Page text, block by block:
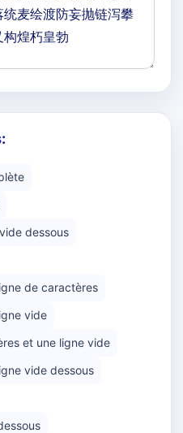
dessous
de caractères
vide
et une ligne vide
vide dessous